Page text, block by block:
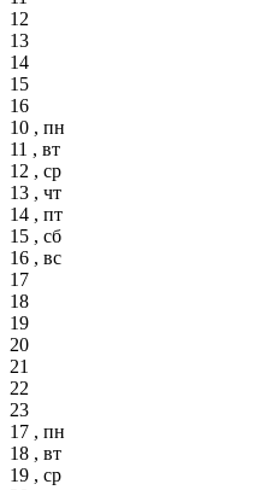
12
13
14
15
16
10 , пн
11 , вт
12 , ср
13 , чт
14 , пт
15 , сб
16 , вс
17
18
19
20
21
22
23
17 , пн
18 , вт
19 , ср